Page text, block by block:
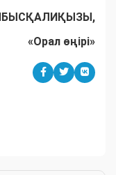
«Орал өңірі»